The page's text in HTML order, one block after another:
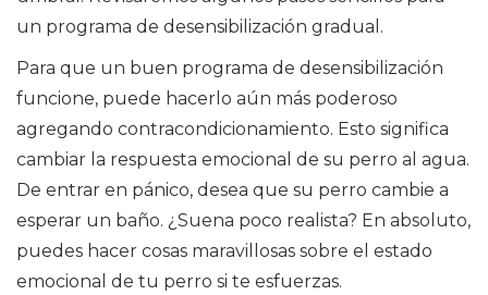
un programa de desensibilización gradual.
Para que un buen programa de desensibilización
funcione, puede hacerlo aún más poderoso
agregando contracondicionamiento. Esto significa
cambiar la respuesta emocional de su perro al agua.
De entrar en pánico, desea que su perro cambie a
esperar un baño. ¿Suena poco realista? En absoluto,
puedes hacer cosas maravillosas sobre el estado
emocional de tu perro si te esfuerzas.